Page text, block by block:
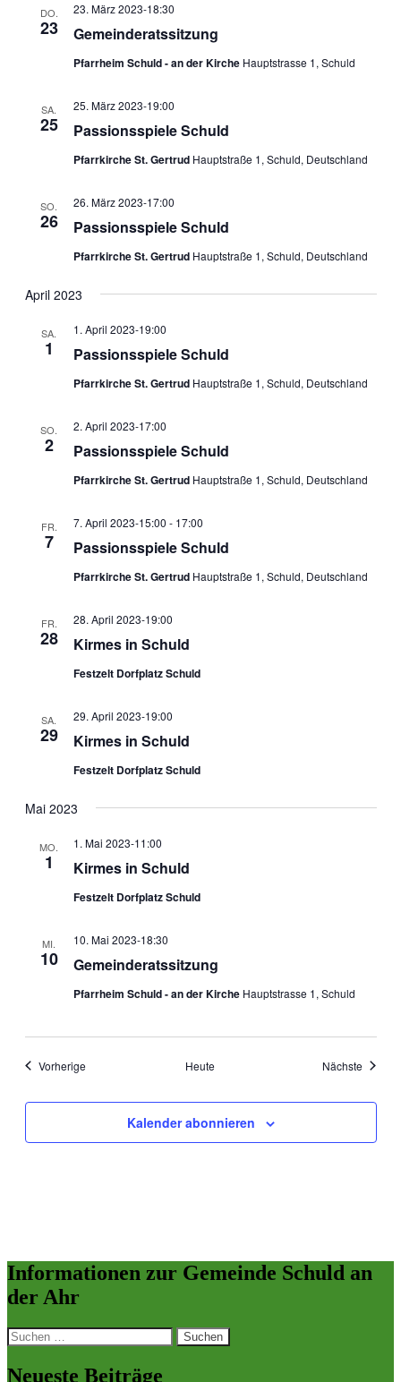
DO.
23 Gemeinderatssitzung
23. März 2023-18:30
Pfarrheim Schuld - an der Kirche Hauptstrasse 1, Schuld
SA.
25 Passionsspiele Schuld
25. März 2023-19:00
Pfarrkirche St. Gertrud Hauptstraße 1, Schuld, Deutschland
SO.
26 Passionsspiele Schuld
26. März 2023-17:00
Pfarrkirche St. Gertrud Hauptstraße 1, Schuld, Deutschland
April 2023
SA.
1 Passionsspiele Schuld
1. April 2023-19:00
Pfarrkirche St. Gertrud Hauptstraße 1, Schuld, Deutschland
SO.
2 Passionsspiele Schuld
2. April 2023-17:00
Pfarrkirche St. Gertrud Hauptstraße 1, Schuld, Deutschland
FR.
7 Passionsspiele Schuld
7. April 2023-15:00 - 17:00
Pfarrkirche St. Gertrud Hauptstraße 1, Schuld, Deutschland
FR.
28 Kirmes in Schuld
28. April 2023-19:00
Festzelt Dorfplatz Schuld
SA.
29 Kirmes in Schuld
29. April 2023-19:00
Festzelt Dorfplatz Schuld
Mai 2023
MO.
1 Kirmes in Schuld
1. Mai 2023-11:00
Festzelt Dorfplatz Schuld
MI.
10 Gemeinderatssitzung
10. Mai 2023-18:30
Pfarrheim Schuld - an der Kirche Hauptstrasse 1, Schuld
VorherigeVeranstaltungen Heute Nächste
Kalender abonnieren
Informationen zur Gemeinde Schuld an
der Ahr
Suchen
nach:
Neueste Beiträge